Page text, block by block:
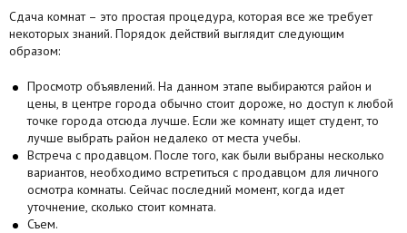
Сдача комнат – это простая процедура, которая все же требует
некоторых знаний. Порядок действий выглядит следующим
образом:
Просмотр объявлений. На данном этапе выбираются район и
цены, в центре города обычно стоит дороже, но доступ к любой
точке города отсюда лучше. Если же комнату ищет студент, то
лучше выбрать район недалеко от места учебы.
Встреча с продавцом. После того, как были выбраны несколько
вариантов, необходимо встретиться с продавцом для личного
осмотра комнаты. Сейчас последний момент, когда идет
уточнение, сколько стоит комната.
Съем.